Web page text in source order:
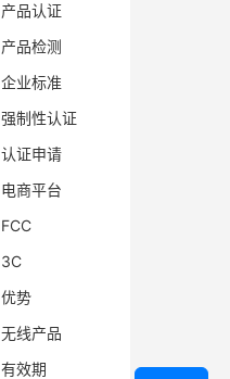
产品认证
产品检测
企业标准
强制性认证
认证申请
电商平台
FCC
3C
优势
无线产品
有效期